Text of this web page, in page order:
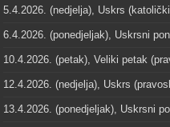
5.4.2026. (nedjelja), Uskrs
6.4.2026. (ponedjeljak), Uskrsni
10.4.2026. (petak), Veliki petak
12.4.2026. (nedjelja), Uskrs
13.4.2026. (ponedjeljak), Uskrsni